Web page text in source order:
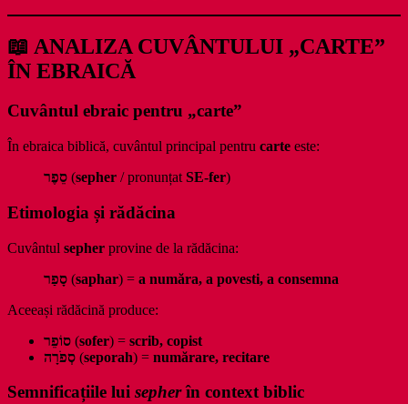
📖 ANALIZA CUVÂNTULUI „CARTE”
ÎN EBRAICĂ
Cuvântul ebraic pentru „carte”
În ebraica biblică, cuvântul principal pentru carte este:
סֵפֶר (sepher / pronunțat SE-fer)
Etimologia și rădăcina
Cuvântul sepher provine de la rădăcina:
סָפַר (saphar) = a număra, a povesti, a consemna
Aceeași rădăcină produce:
סוֹפֵר (sofer) = scrib, copist
סְפֹרָה (seporah) = numărare, recitare
Semnificațiile lui sepherîn context biblic